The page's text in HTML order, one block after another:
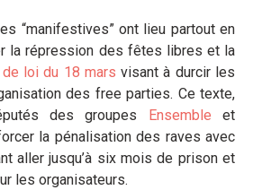
“manifestives” ont lieu partout en
la répression des fêtes libres et la
loi du 18 mars visant à durcir les
des free parties. Ce texte,
des groupes Ensemble et
la pénalisation des raves avec
aller jusqu’à six mois de prison et
les organisateurs.